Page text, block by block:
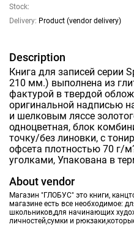
Stock:
Delivery: Product (vendor delivery)
Description
Книга для записей серии
210 мм.) выполнена из
фактурой в твердой
оригинальной надписью
и шелковым ляссе
одноцветная, блок
точку/без линовки, с
офсета плотностью 70 г/
уголками, Упакована в
About vendor
Магазин "ГЛОБУС" это книги,
магазине есть все необходимое:
школьников,для начинающих
личностей,сумки и